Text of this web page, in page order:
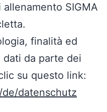
SIGMA
finalità ed
da parte dei
su questo link:
datenschutz